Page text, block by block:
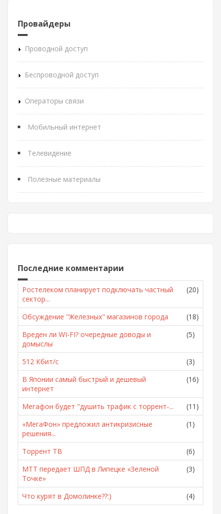
Провайдеры
Проводной доступ
Беспроводной доступ
Операторы связи
Мобильный интернет
Телевидение
Полезные материалы
Последние комментарии
Ростелеком планирует подключать частный
сектор...
(20)
Обсуждение "Железных" магазинов города
(18)
Вреден ли WI-FI? очередные доводы и
домыслы
(5)
512 Кбит/с
(3)
В Японии самый быстрый и дешевый
интернет
(16)
Мегафон будет "душить трафик с торрент-...
(11)
«МегаФон» предложил антикризисные
решения...
(1)
Торрент ТВ
(6)
МТТ передает ШПД в Липецке «Зеленой
Точке»
(3)
Что курят в Домолинке??:) (4)